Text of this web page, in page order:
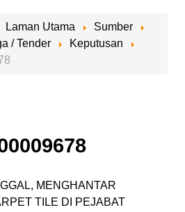
Laman Utama
Sumber
/ Tender
Keputusan
MENGHANTAR
TILE DI PEJABAT